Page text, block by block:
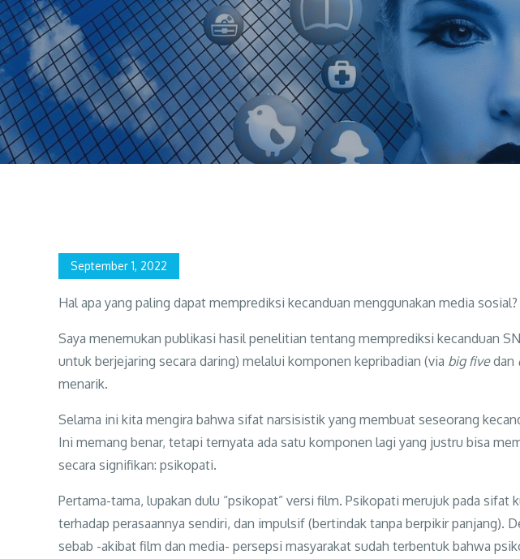
Posted
September 1, 2022
Hal apa yang paling dapat memprediksi kecanduan menggunakan media sosial?
Saya menemukan publikasi hasil penelitian tentang memprediksi kecanduan
untuk berjejaring secara daring) melalui komponen kepribadian (via big fivedan
menarik.
Selama ini kita mengira bahwa sifat narsisistik yang membuat seseorang
Ini memang benar, tetapi ternyata ada satu komponen lagi yang justru bisa
secara signifikan: psikopati.
Pertama-tama, lupakan dulu “psikopat” versi film. Psikopati merujuk pada sifat
terhadap perasaannya sendiri, dan impulsif (bertindak tanpa berpikir panjang).
sebab -akibat film dan media- persepsi masyarakat sudah terbentuk bahwa